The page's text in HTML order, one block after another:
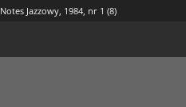
Notes Jazzowy, 1984, nr 1 (8)